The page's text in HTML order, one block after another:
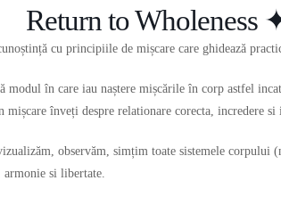
Return to Wholeness
cu principiile de mișcare care ghidează
în care iau naștere mișcările în corp astfel
înveți despre relationare corecta, incredere si
observăm, simțim toate sistemele
si libertate.